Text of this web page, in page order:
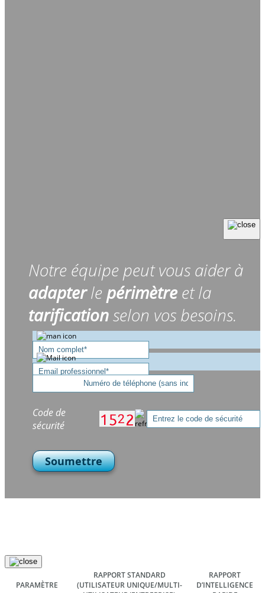
Notre équipe peut vous aider à
adapterle périmètre et la
tarificationselon vos besoins.
Code de
sécurité
Soumettre
PARAMÈTRE
RAPPORT STANDARD
(UTILISATEUR UNIQUE/MULTI-
RAPPORT
D’INTELLIGENCE